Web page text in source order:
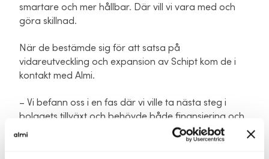
smartare och mer hållbar. Där vill vi vara med och
göra skillnad.
När de bestämde sig för att satsa på
vidareutveckling och expansion av Schipt kom de i
kontakt med Almi.
– Vi befann oss i en fas där vi ville ta nästa steg i
bolagets tillväxt och behövde både finansiering och
rådgivning för att kunna accelerera utvecklingen,